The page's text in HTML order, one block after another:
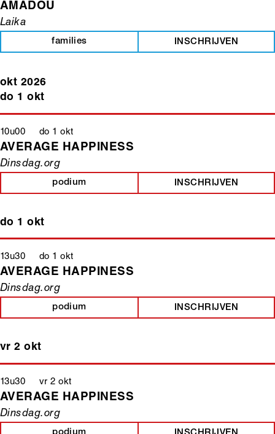
AMADOU
Laika
families INSCHRIJVEN
okt 2026
do 1 okt
10u00 do 1 okt
AVERAGE HAPPINESS
Dinsdag.org
podium INSCHRIJVEN
do 1 okt
13u30 do 1 okt
AVERAGE HAPPINESS
Dinsdag.org
podium INSCHRIJVEN
vr 2 okt
13u30 vr 2 okt
AVERAGE HAPPINESS
Dinsdag.org